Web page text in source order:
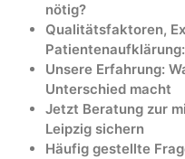
nötig?
Qualitätsfaktoren,
Unsere Erfahrung:
Unterschied macht
Jetzt Beratung zur
Leipzig sichern
Häufig gestellte